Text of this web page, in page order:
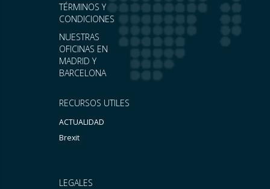
RECURSOS UTILES
ACTUALIDAD
Brexit
TÉRMINOS Y
CONDICIONES
NUESTRAS
OFICINAS EN
MADRID Y
BARCELONA
LEGALES